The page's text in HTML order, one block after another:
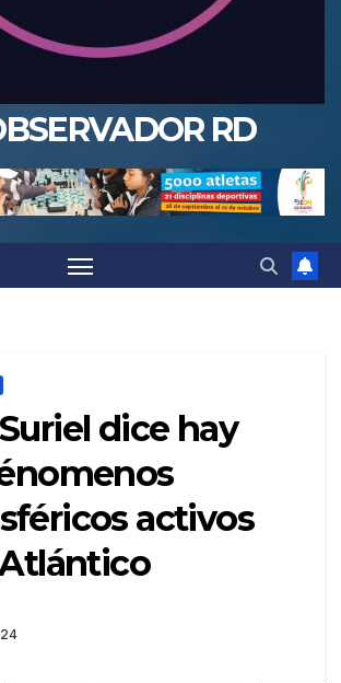
RD
dice hay
activos